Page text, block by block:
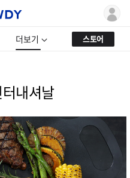
더보기 스토어
내셔날